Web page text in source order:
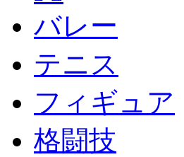
バレー
テニス
フィギュア
格闘技